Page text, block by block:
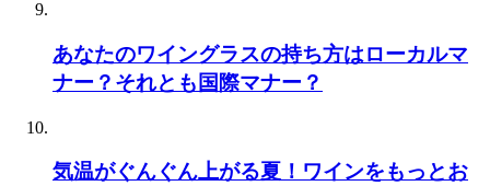
あなたのワイングラスの持ち方はローカルマ
ナー？それとも国際マナー？
気温がぐんぐん上がる夏！ワインをもっとお